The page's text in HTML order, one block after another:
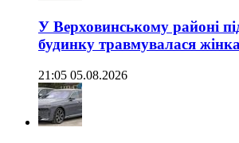
У Верховинському районі
будинку травмувалася жінка
21:05 05.08.2026